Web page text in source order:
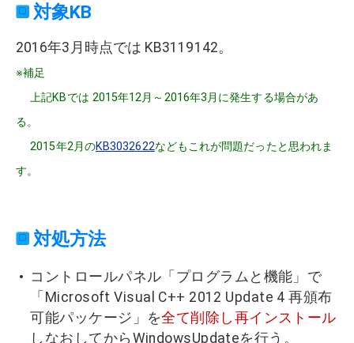
対象KB
2016年3月時点では KB3119142。
※補足
上記KBでは 2015年12月～2016年3月に発生する場合があ
る。
2015年2月のKB3032622などもこれが問題だったと思われま
す。
対処方法
コントロールパネル「プログラムと機能」で
「Microsoft Visual C++ 2012 Update 4 再頒布
可能パッケージ」を全て削除し再インストール
しなおしてからWindowsUpdateを行う。